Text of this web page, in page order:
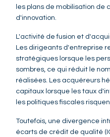
les plans de mobilisation de
d'innovation.
L'activité de fusion et
Les dirigeants d'entreprise
stratégiques lorsque les
sombres, ce qui réduit le
réalisées. Les acquéreurs
capitaux lorsque les taux
les politiques fiscales
Toutefois, une divergence
écarts de crédit de qualité